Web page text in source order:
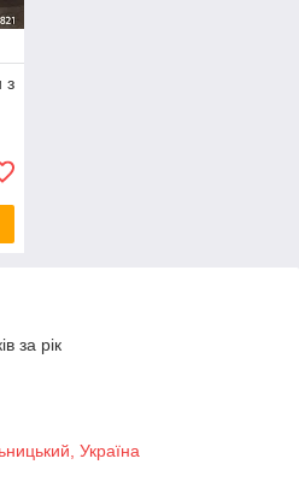
з
за рік
Україна